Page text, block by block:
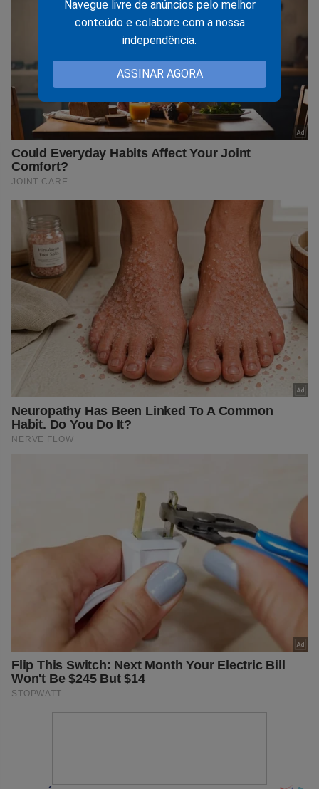
Navegue livre de anúncios pelo melhor
conteúdo e colabore com a nossa
independência.
ASSINAR AGORA